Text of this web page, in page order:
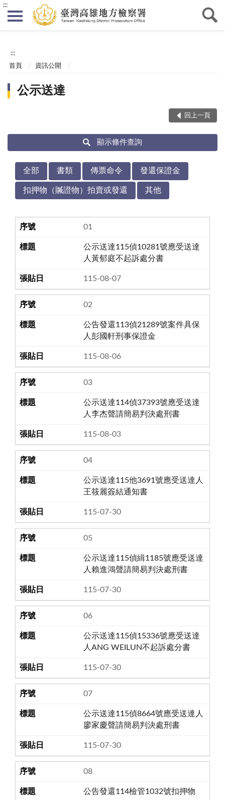
:::
:::
首頁 資訊公開
公示送達
回上一頁
顯示條件查詢
全部 書類 傳票命令 發還保證金
扣押物（贓證物）拍賣或發還 其他
01
公示送達115偵10281號應受送達
人黃郁庭不起訴處分書
115-08-07
02
公告發還113偵21289號案件具保
人彭國軒刑事保證金
115-08-06
03
公示送達114偵37393號應受送達
人李杰聲請簡易判決處刑書
115-08-03
04
公示送達115他3691號應受送達人
王筱麗簽結通知書
115-07-30
05
公示送達115偵緝1185號應受送達
人賴進鴻聲請簡易判決處刑書
115-07-30
06
公示送達115偵15336號應受送達
人ANG WEILUN不起訴處分書
115-07-30
07
公示送達115偵8664號應受送達人
廖家慶聲請簡易判決處刑書
115-07-30
08
公告發還114檢管1032號扣押物